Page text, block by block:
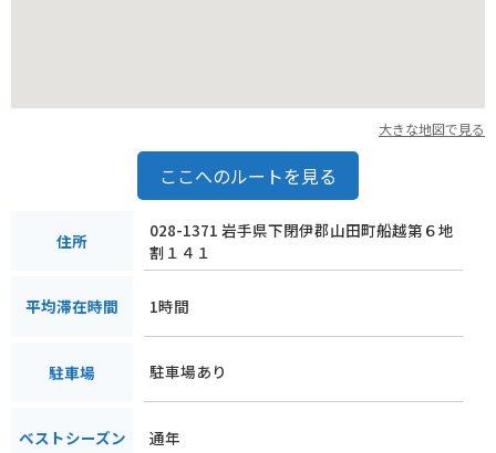
大きな地図で見る
ここへのルートを見る
住所
028-1371 岩手県下閉伊郡山田町船越第６地
割１４１
平均滞在時間 1時間
駐車場 駐車場あり
ベストシーズン 通年